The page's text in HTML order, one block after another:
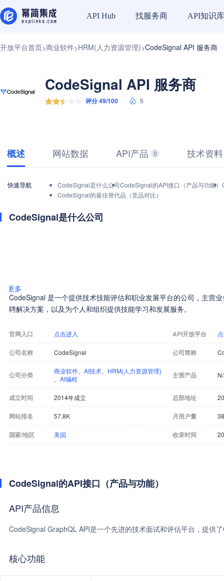
API Hub 找服务商 API知识库
开放平台首页>商业软件>HRM(人力资源管理)>CodeSignal API 服务商
CodeSignal API 服务商
评分 49/100 5
概述 网站数据 API产品 0 技术资料
快速导航 CodeSignal是什么公司CodeSignal的API接口（产品与功能）
CodeSignal的最佳替代品（竞品对比）
CodeSignal是什么公司
更多
CodeSignal 是一个提供技术技能评估和职业发展平台的公司，主营
聘解决方案，以及为个人和组织提供技能学习和发展服务。
官网入口 点击进入 API开放平台
公司名称 CodeSignal 公司简称
公司分类 商业软件 AI技术
HRM(人力资源管理)
AI编程 主营产品
成立时间 2014年成立 总部地址
网站排名 57.8K 月用户量
国家/地区 美国 收录时间
CodeSignal的API接口（产品与功能）
API产品信息
CodeSignal GraphQL API是一个先进的技术面试和评估平台，提供
核心功能